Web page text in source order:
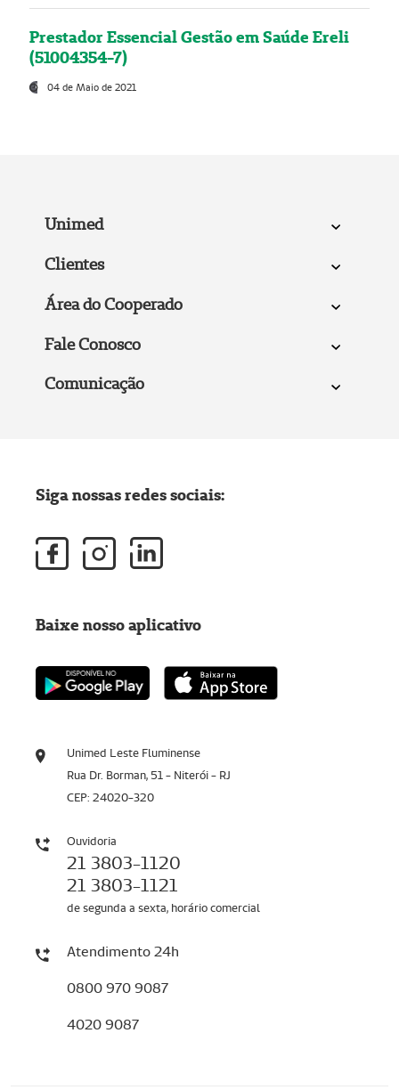
Prestador Essencial Gestão em Saúde Ereli
(51004354-7)
04 de Maio de 2021
Unimed
Clientes
Área do Cooperado
Fale Conosco
Comunicação
Unimed Leste Fluminense
Rua Dr. Borman, 51 - Niterói - RJ
CEP: 24020-320
Ouvidoria
21 3803-1120
21 3803-1121
de segunda a sexta, horário comercial
Atendimento 24h
0800 970 9087
4020 9087
Siga nossas redes sociais:
Baixe nosso aplicativo